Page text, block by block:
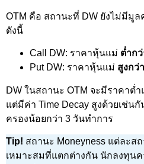
OTM คือ สถานะที่ DW ยังไม่มีมูล
ดังนี้
Call DW: ราคาหุ้นแม่ ต่ำก
Put DW: ราคาหุ้นแม่ สูงกว่า
DW ในสถานะ OTM จะมีราคาต่ำ
แต่มีค่า Time Decay สูงด้วยเช่น
ครองน้อยกว่า 3 วันทำการ
Tip! สถานะ Moneyness แต่ละ
เหมาะสมที่แตกต่างกัน นักลงทุน